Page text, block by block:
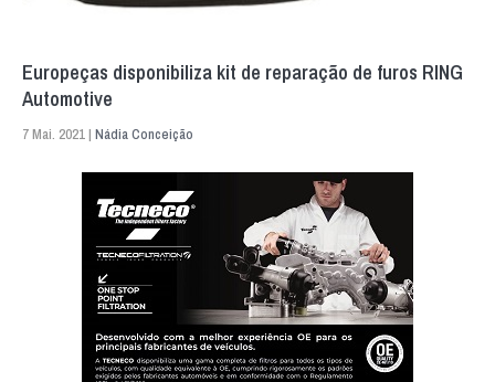
Europeças disponibiliza kit de reparação de furos RING
Automotive
7 Mai. 2021 | Nádia Conceição